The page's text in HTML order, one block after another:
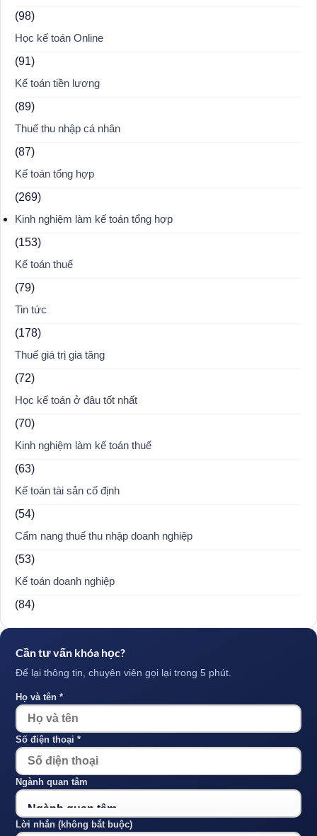
(98)
Học kế toán Online
(91)
Kế toán tiền lương
(89)
Thuế thu nhập cá nhân
(87)
Kế toán tổng hợp
(269)
Kinh nghiệm làm kế toán tổng hợp
(153)
Kế toán thuế
(79)
Tin tức
(178)
Thuế giá trị gia tăng
(72)
Học kế toán ở đâu tốt nhất
(70)
Kinh nghiệm làm kế toán thuế
(63)
Kế toán tài sản cố định
(54)
Cẩm nang thuế thu nhập doanh nghiệp
(53)
Kế toán doanh nghiệp
(84)
Cần tư vấn khóa học?
Để lại thông tin, chuyên viên gọi lại trong 5 phút.
Họ và tên *
Số điện thoại *
Ngành quan tâm
Lời nhắn (không bắt buộc)